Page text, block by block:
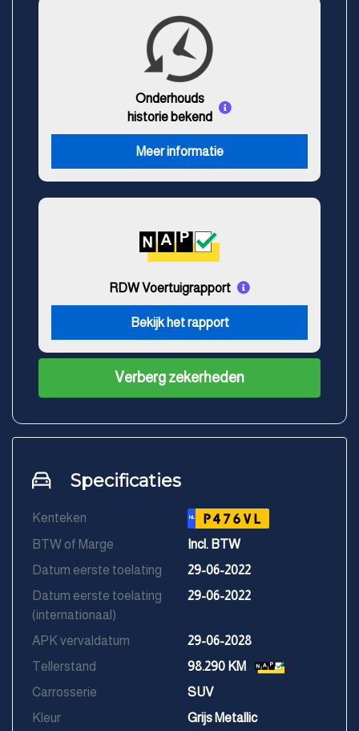
Onderhouds
historie bekend
Meer informatie
RDW Voertuigrapport
Bekijk het rapport
Verberg zekerheden
Specificaties
Kenteken NL P476VL
BTW of Marge
Incl. BTW
Datum eerste toelating
29-06-2022
Datum eerste toelating
(internationaal)
29-06-2022
APK vervaldatum
29-06-2028
Tellerstand
98.290 KM
Carrosserie
SUV
Kleur
Grijs Metallic